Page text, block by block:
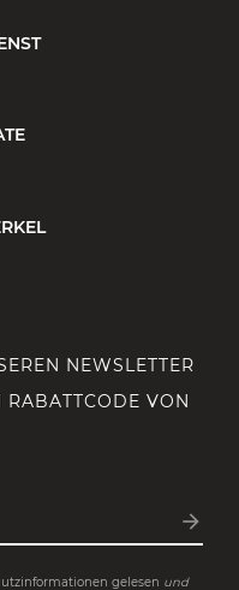
NEWSLETTER
RABATTCODE VON
arrow_forward
gelesen und